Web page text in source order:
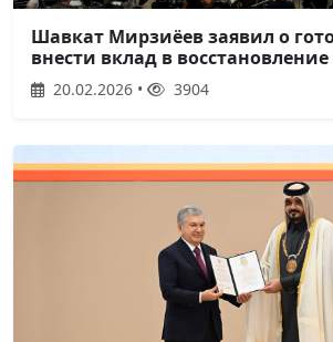
Шавкат Мирзиёев заявил о
внести вклад в восстановление
20.02.2026 • 3904